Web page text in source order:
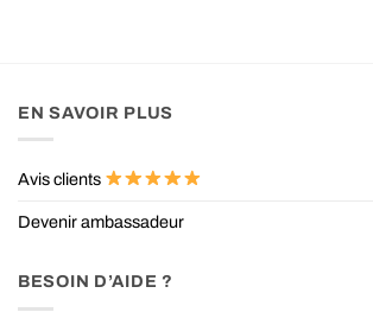
EN SAVOIR PLUS
Avis clients
Devenir ambassadeur
BESOIN D’AIDE ?